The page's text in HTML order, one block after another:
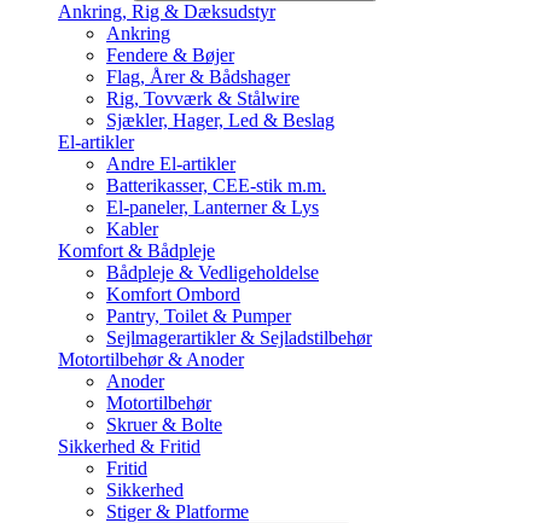
Ankring, Rig & Dæksudstyr
Ankring
Fendere & Bøjer
Flag, Årer & Bådshager
Rig, Tovværk & Stålwire
Sjækler, Hager, Led & Beslag
El-artikler
Andre El-artikler
Batterikasser, CEE-stik m.m.
El-paneler, Lanterner & Lys
Kabler
Komfort & Bådpleje
Bådpleje & Vedligeholdelse
Komfort Ombord
Pantry, Toilet & Pumper
Sejlmagerartikler & Sejladstilbehør
Motortilbehør & Anoder
Anoder
Motortilbehør
Skruer & Bolte
Sikkerhed & Fritid
Fritid
Sikkerhed
Stiger & Platforme